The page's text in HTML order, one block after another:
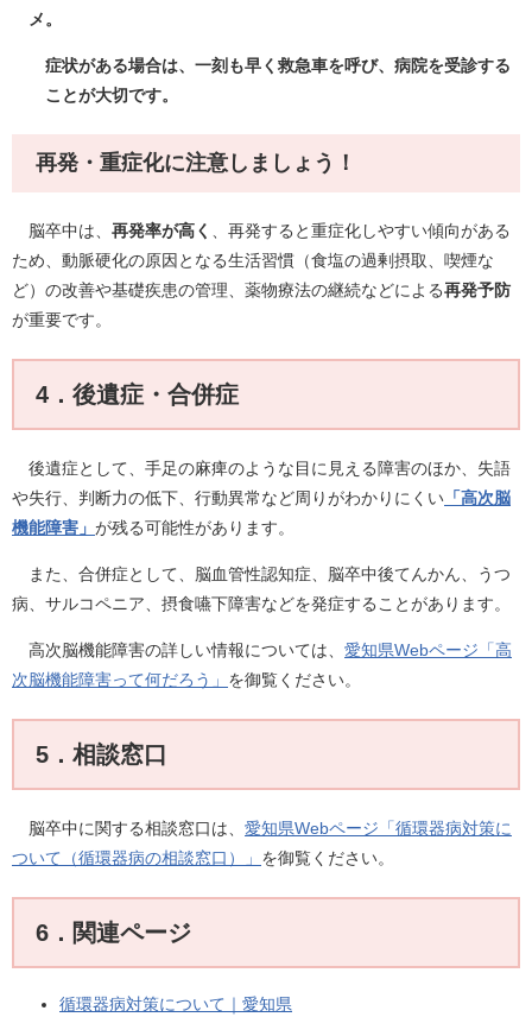
メ。
症状がある場合は、一刻も早く救急車を呼び、病院を受診する
ことが大切です。
再発・重症化に注意しましょう！
脳卒中は、 再発率が高く
、再発すると重症化しやすい傾向がある
ため、動脈硬化の原因となる生活習慣（食塩の過剰摂取、喫煙な
ど）の改善や基礎疾患の管理、薬物療法の継続などによる再発予防
が重要です。
4．後遺症・合併症
後遺症として、手足の麻痺のような目に見える障害のほか、失語
や失行、判断力の低下、行動異常など周りがわかりにくい 「高次脳
機能障害」 が残る可能性があります。
また、合併症として、脳血管性認知症、脳卒中後てんかん、うつ
病、サルコペニア、摂食嚥下障害などを発症することがあります。
高次脳機能障害の詳しい情報については、 愛知県Webページ「高
次脳機能障害って何だろう」 を御覧ください。
5．相談窓口
脳卒中に関する相談窓口は、 愛知県Webページ「循環器病対策に
ついて（循環器病の相談窓口）」 を御覧ください。
6．関連ページ
循環器病対策について｜愛知県